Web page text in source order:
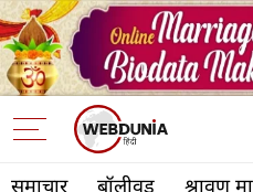
समाचार बॉलीवुड श्रावण